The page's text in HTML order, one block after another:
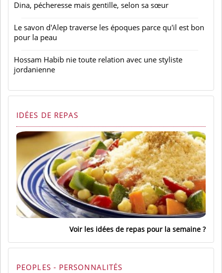
Dina, pécheresse mais gentille, selon sa sœur
Le savon d'Alep traverse les époques parce qu'il est bon
pour la peau
Hossam Habib nie toute relation avec une styliste
jordanienne
IDÉES DE REPAS
Voir les idées de repas pour la semaine
PEOPLES - PERSONNALITÉS